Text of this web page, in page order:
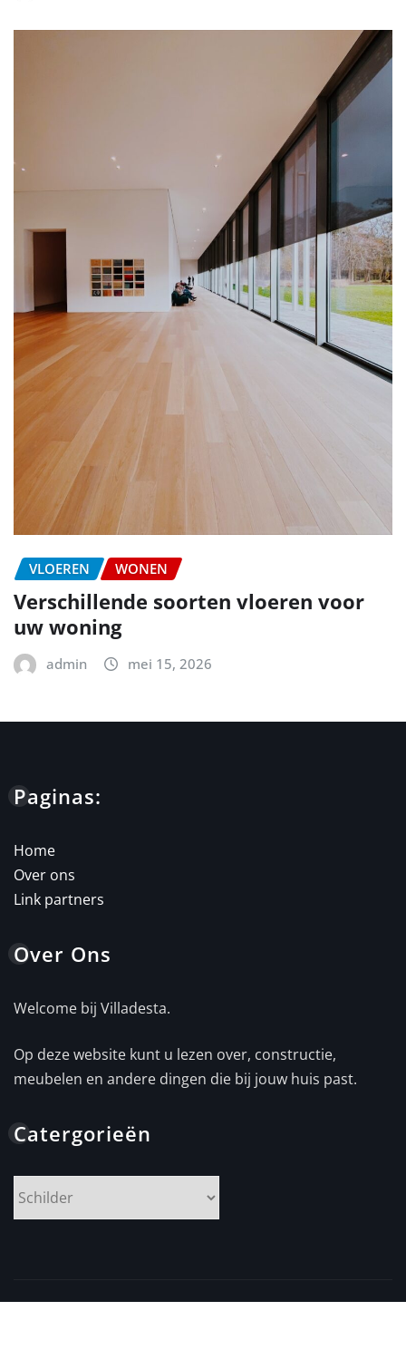
VLOEREN WONEN
Verschillende soorten vloeren voor
uw woning
admin mei 15, 2026
Paginas:
Home
Over ons
Link partners
Over Ons
Welcome bij Villadesta.
Op deze website kunt u lezen over, constructie,
meubelen en andere dingen die bij jouw huis past.
Catergorieën
Catergorieën